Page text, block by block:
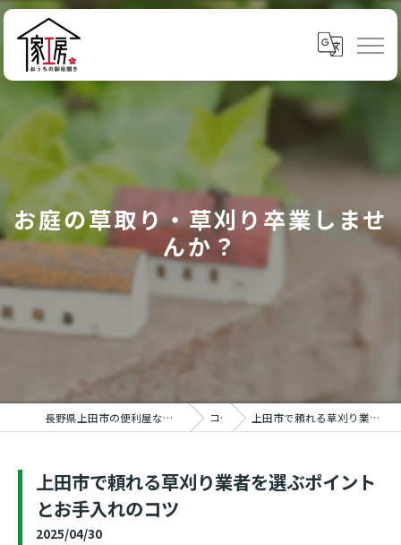
お庭の草取り・草刈り卒業しませ
んか？
長野県上田市の便利屋ならおうちの御用聞き家工房 上田塩田店 コラム 上田市で頼れる草刈り業者を選ぶポイントとお手入れのコツ
上田市で頼れる草刈り業者を選ぶポイント
とお手入れのコツ
2025/04/30